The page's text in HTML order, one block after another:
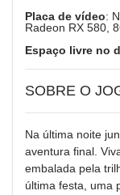
Placa de vídeo:
Radeon RX 580,
Espaço livre no
SOBRE O
Na última noite
aventura final.
embalada pela
última festa, uma